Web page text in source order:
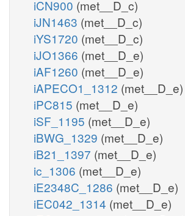
iCN900 (met__D_c)
iJN1463 (met__D_c)
iYS1720 (met__D_c)
iJO1366 (met__D_e)
iAF1260 (met__D_e)
iAPECO1_1312 (met__D_e)
iPC815 (met__D_e)
iSF_1195 (met__D_e)
iBWG_1329 (met__D_e)
iB21_1397 (met__D_e)
ic_1306 (met__D_e)
iE2348C_1286 (met__D_e)
iEC042_1314 (met__D_e)